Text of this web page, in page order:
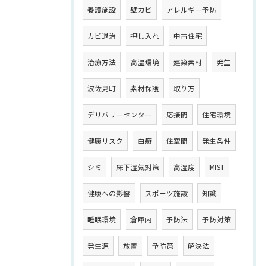
養護施設 壁カビ アレルギー予防
カビ退治 押し入れ 中古住宅
治療方法 高温環境 建築素材 発生
波佐見町 素材保護 取り方
デリバリーセンター 応接間 住宅環境
健康リスク 白癬 住空間 発生条件
シミ 床下湿気対策 高湿度 MIST
健康への影響 スポーツ施設 知識
睡眠環境 倉庫内 予防法 予防対策
発生源 放置 予防策 解決法